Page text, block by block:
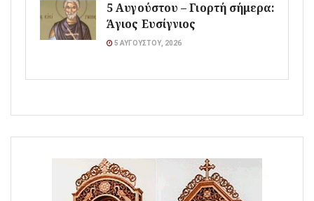
5 Αυγούστου – Γιορτή σήμερα:
Άγιος Ευσίγνιος
5 ΑΥΓΟΎΣΤΟΥ, 2026